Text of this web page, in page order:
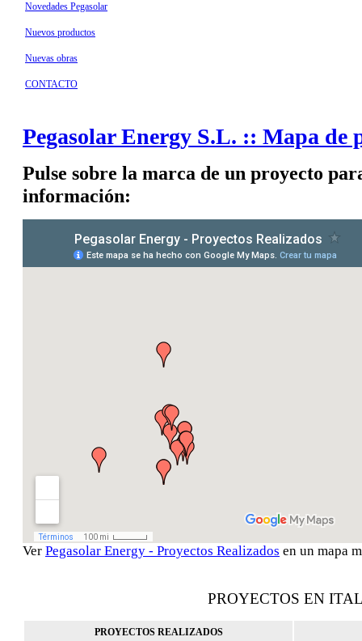
Novedades Pegasolar
Nuevos productos
Nuevas obras
CONTACTO
Pegasolar Energy S.L. :: Mapa de
Pulse sobre la marca de un proyecto
información:
Ver Pegasolar Energy - Proyectos Realizados en un mapa
PROYECTOS EN
PROYECTOS REALIZADOS